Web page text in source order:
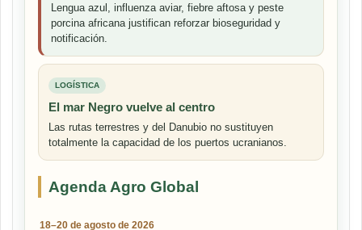
Lengua azul, influenza aviar, fiebre aftosa y peste
porcina africana justifican reforzar bioseguridad y
notificación.
LOGÍSTICA
El mar Negro vuelve al centro
Las rutas terrestres y del Danubio no sustituyen
totalmente la capacidad de los puertos ucranianos.
Agenda Agro Global
18–20 de agosto de 2026